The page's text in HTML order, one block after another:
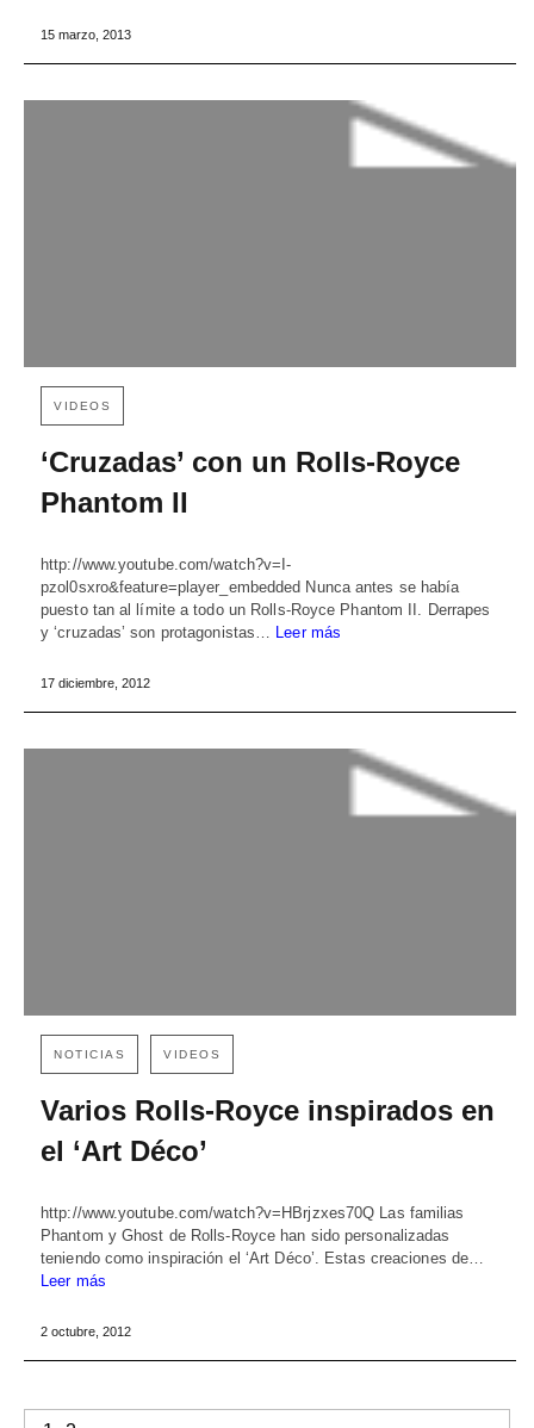
15 marzo, 2013
VIDEOS
‘Cruzadas’ con un Rolls-Royce
Phantom II
http://www.youtube.com/watch?v=I-
pzol0sxro&feature=player_embedded Nunca antes se había
puesto tan al límite a todo un Rolls-Royce Phantom II. Derrapes
y ‘cruzadas’ son protagonistas… Leer más
17 diciembre, 2012
NOTICIAS VIDEOS
Varios Rolls-Royce inspirados en
el ‘Art Déco’
http://www.youtube.com/watch?v=HBrjzxes70Q Las familias
Phantom y Ghost de Rolls-Royce han sido personalizadas
teniendo como inspiración el ‘Art Déco’. Estas creaciones de…
Leer más
2 octubre, 2012